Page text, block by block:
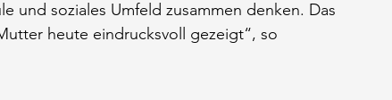
und soziales Umfeld zusammen denken. Das
heute eindrucksvoll gezeigt“, so